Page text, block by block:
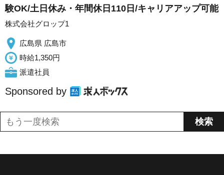
験OK/土日休み・年間休日110日/キャリアアップ可能
株式会社グロップ1
広島県 広島市
時給1,350円
派遣社員
Sponsored by